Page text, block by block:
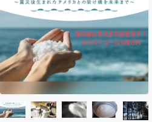
テクノロジー・ガジェッ
映像・映画
ビジネス・起業
まちづくり・地域活性化